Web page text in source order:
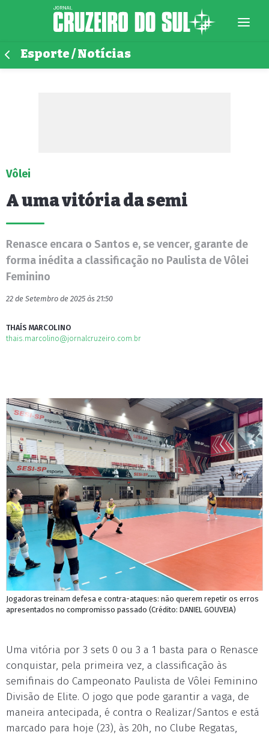
Esporte / Notícias
Vôlei
A uma vitória da semi
Renasce encara o Santos e, se vencer, garante de
forma inédita a classificação no Paulista de Vôlei
Feminino
22 de Setembro de 2025 às 21:50
THAÍS MARCOLINO
thais.marcolino@jornalcruzeiro.com.br
Jogadoras treinam defesa e contra-ataques: não querem repetir os erros
apresentados no compromisso passado (Crédito: DANIEL GOUVEIA)
Uma vitória por 3 sets 0 ou 3 a 1 basta para o Renasce
conquistar, pela primeira vez, a classificação às
semifinais do Campeonato Paulista de Vôlei Feminino
Divisão de Elite. O jogo que pode garantir a vaga, de
maneira antecipada, é contra o Realizar/Santos e está
marcado para hoje (23), às 20h, no Clube Regatas,